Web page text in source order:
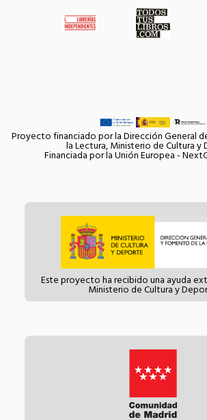
Proyecto financiado por la Dirección General
la Lectura, Ministerio de Cultura y
Financiada por la Unión Europea -
Este proyecto ha recibido una ayuda
Ministerio de Cultura y